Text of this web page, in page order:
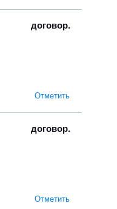
договор.
Отметить
договор.
Отметить